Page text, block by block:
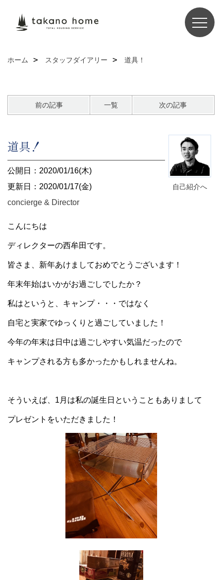
ホーム スタッフダイアリー 道具！
前の記事 一覧 次の記事
自己紹介へ
道具！
公開日：2020/01/16(木)
更新日：2020/01/17(金)
concierge & Director
こんにちは
ディレクターの西牟田です。
皆さま、新年あけましておめでとうございます！
年末年始はいかがお過ごしでしたか？
私はというと、キャンプ・・・ではなく
自宅と実家でゆっくりと過ごしていました！
今年の年末は日中は過ごしやすい気温だったので
キャンプされる方も多かったかもしれませんね。
そういえば、1月は私の誕生日ということもありまして
プレゼントをいただきました！